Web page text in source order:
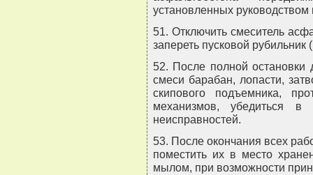
установленных руководством
51. Отключить смеситель
запереть пусковой рубильник
52. После полной остановки
смеси барабан, лопасти,
скипового подъемника,
механизмов, убедиться в
неисправностей.
53. После окончания всех
поместить их в место
мылом, при возможности